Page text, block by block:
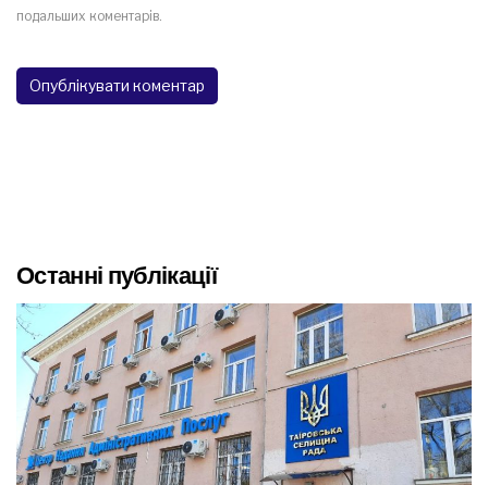
подальших коментарів.
Останні публікації